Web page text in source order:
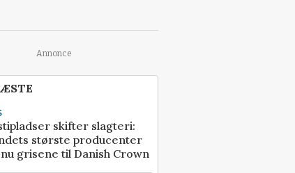
Annonce
skifter slagteri:
største producenter
grisene til Danish Crown